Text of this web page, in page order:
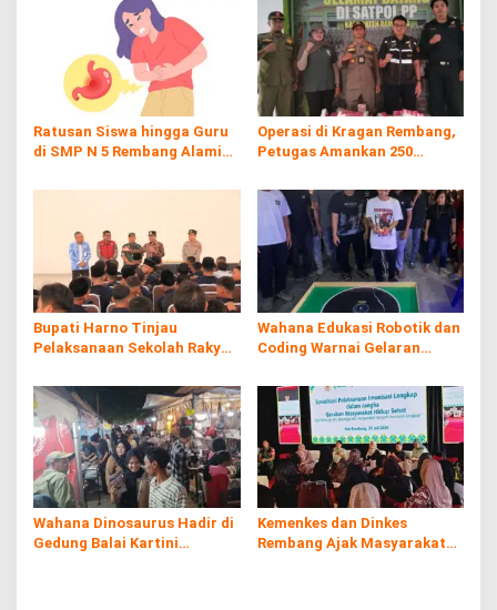
Ratusan Siswa hingga Guru
di SMP N 5 Rembang Alami
Operasi di Kragan Rembang,
Petugas Amankan 250
Bupati Harno Tinjau
Pelaksanaan Sekolah Rakyat
Wahana Edukasi Robotik dan
Coding Warnai Gelaran
Wahana Dinosaurus Hadir di
Gedung Balai Kartini
Kemenkes dan Dinkes
Rembang Ajak Masyarakat